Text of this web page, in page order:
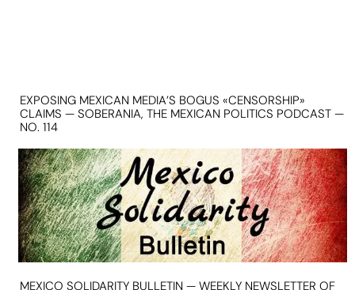
EXPOSING MEXICAN MEDIA’S BOGUS «CENSORSHIP»
CLAIMS — SOBERANIA, THE MEXICAN POLITICS PODCAST —
NO. 114
MEXICO SOLIDARITY BULLETIN — WEEKLY NEWSLETTER OF